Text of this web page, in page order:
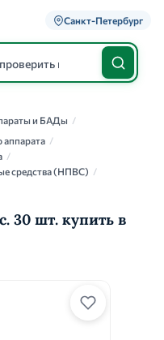
Санкт-Петербург
и БАДы /
аппарата /
/
средства (НПВС) /
шт. купить в